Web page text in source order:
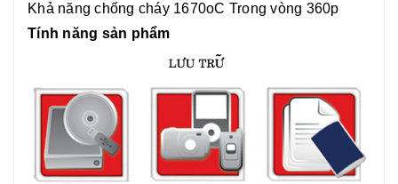
Khả năng chống cháy 1670oC Trong vòng 360p
Tính năng sản phẩm